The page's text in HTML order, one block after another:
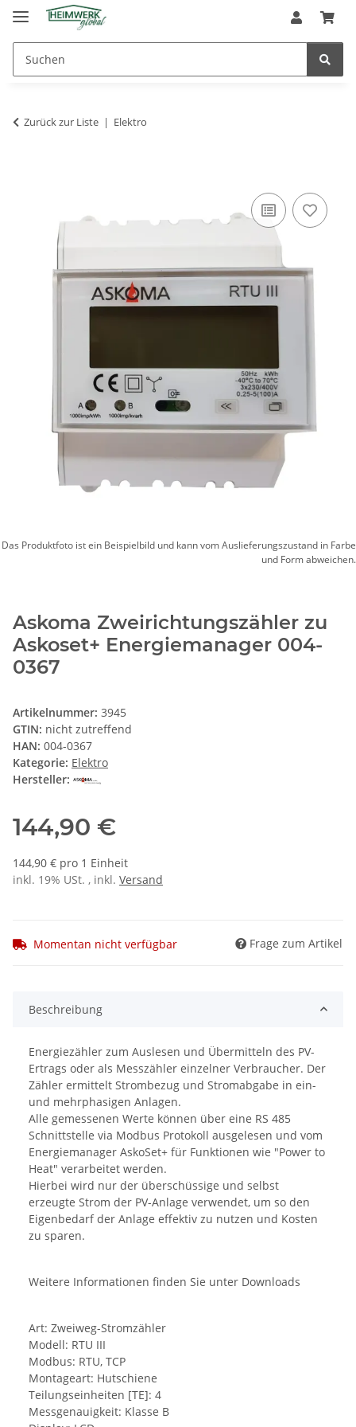
Zurück zur Liste Elektro
Das Produktfoto ist ein Beispielbild und kann vom Auslieferungszustand in Farbe
und Form abweichen.
Askoma Zweirichtungszähler zu
Askoset+ Energiemanager 004-
0367
Artikelnummer: 3945
GTIN: nicht zutreffend
HAN: 004-0367
Kategorie: Elektro
Hersteller:
144,90 €
144,90 € pro 1 Einheit
inkl. 19% USt. , inkl. Versand
Momentan nicht verfügbar Frage zum Artikel
Beschreibung
Energiezähler zum Auslesen und Übermitteln des PV-
Ertrags oder als Messzähler einzelner Verbraucher. Der
Zähler ermittelt Strombezug und Stromabgabe in ein-
und mehrphasigen Anlagen.
Alle gemessenen Werte können über eine RS 485
Schnittstelle via Modbus Protokoll ausgelesen und vom
Energiemanager AskoSet+ für Funktionen wie "Power to
Heat" verarbeitet werden.
Hierbei wird nur der überschüssige und selbst
erzeugte Strom der PV-Anlage verwendet, um so den
Eigenbedarf der Anlage effektiv zu nutzen und Kosten
zu sparen.
Weitere Informationen finden Sie unter Downloads
Art: Zweiweg-Stromzähler
Modell: RTU III
Modbus: RTU, TCP
Montageart: Hutschiene
Teilungseinheiten [TE]: 4
Messgenauigkeit: Klasse B